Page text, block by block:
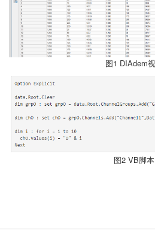
图1 DIAdem
图2 VB脚本